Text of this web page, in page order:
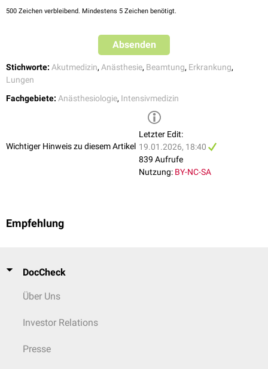
500 Zeichen verbleibend. Mindestens 5 Zeichen benötigt.
Absenden
Stichworte: Akutmedizin, Anästhesie, Beamtung, Erkrankung,
Lungen
Fachgebiete: Anästhesiologie, Intensivmedizin
Wichtiger Hinweis zu diesem Artikel
Letzter Edit:
19.01.2026, 18:40
839 Aufrufe
Nutzung: BY-NC-SA
Empfehlung
DocCheck
Über Uns
Investor Relations
Presse